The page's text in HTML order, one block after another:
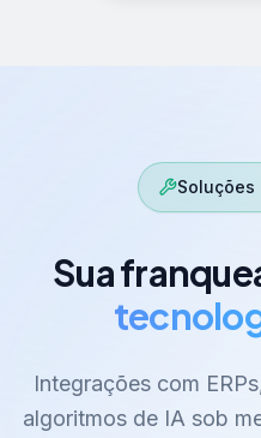
Soluções
Sua
Integrações com
algoritmos de IA sob